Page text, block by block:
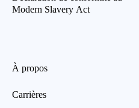
Modern Slavery Act
À propos
Carrières